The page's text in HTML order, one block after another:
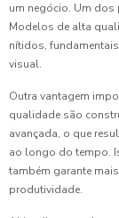
um negócio. Um dos
Modelos de alta
nítidos,
visual.
Outra vantagem
qualidade são
avançada, o que
ao longo do tempo.
também garante
produtividade.